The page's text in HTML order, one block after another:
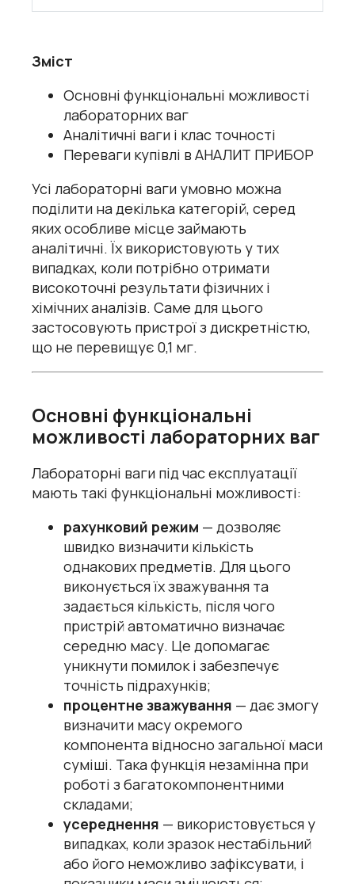
Зміст
Основні функціональні можливості
лабораторних ваг
Аналітичні ваги і клас точності
Переваги купівлі в АНАЛИТ ПРИБОР
Усі лабораторні ваги умовно можна
поділити на декілька категорій, серед
яких особливе місце займають
аналітичні. Їх використовують у тих
випадках, коли потрібно отримати
високоточні результати фізичних і
хімічних аналізів. Саме для цього
застосовують пристрої з дискретністю,
що не перевищує 0,1 мг.
Основні функціональні
можливості лабораторних ваг
Лабораторні ваги під час експлуатації
мають такі функціональні можливості:
рахунковий режим — дозволяє
швидко визначити кількість
однакових предметів. Для цього
виконується їх зважування та
задається кількість, після чого
пристрій автоматично визначає
середню масу. Це допомагає
уникнути помилок і забезпечує
точність підрахунків;
процентне зважування — дає змогу
визначити масу окремого
компонента відносно загальної маси
суміші. Така функція незамінна при
роботі з багатокомпонентними
складами;
усереднення — використовується у
випадках, коли зразок нестабільний
або його неможливо зафіксувати, і